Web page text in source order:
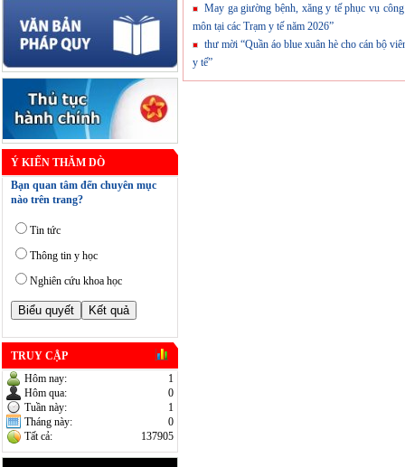
Ý KIẾN THĂM DÒ
Bạn quan tâm đến chuyên mục
nào trên trang?
Tin tức
Thông tin y học
Nghiên cứu khoa học
TRUY CẬP
Hôm nay:
1
Hôm qua:
0
Tuần này:
1
Tháng này:
0
Tất cả:
137905
May ga giường bệnh, xăng y tế phục vụ công
môn tại các Trạm y tế năm 2026”
thư mời “Quần áo blue xuân hè cho cán bộ
y tế”